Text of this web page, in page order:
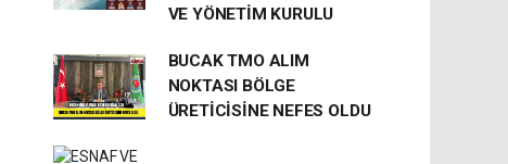
VE YÖNETİM KURULU
BUCAK TMO ALIM
NOKTASI BÖLGE
ÜRETİCİSİNE NEFES OLDU